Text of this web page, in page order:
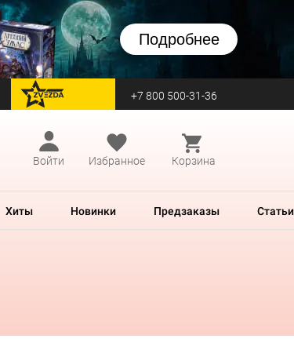
Подробнее
перейти на Zvezda +7 800 500-31-36
Войти
Избранное Корзина
Хиты Новинки Предзаказы Статьи